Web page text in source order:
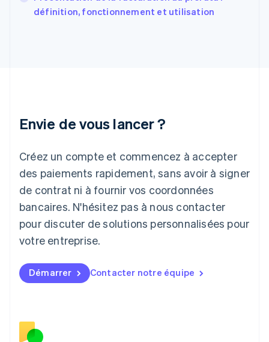
définition, fonctionnement et utilisation
Envie de vous lancer ?
Créez un compte et commencez à accepter
des paiements rapidement, sans avoir à signer
de contrat ni à fournir vos coordonnées
bancaires. N'hésitez pas à nous contacter
pour discuter de solutions personnalisées pour
votre entreprise.
Démarrer Contacter notre équipe
Grèce
Japon
Lettonie
English
Liechtenstein
DeutschEnglish
Lituanie
Luxembourg
FrançaisDeutschEnglish
English简体中文
Malte
English